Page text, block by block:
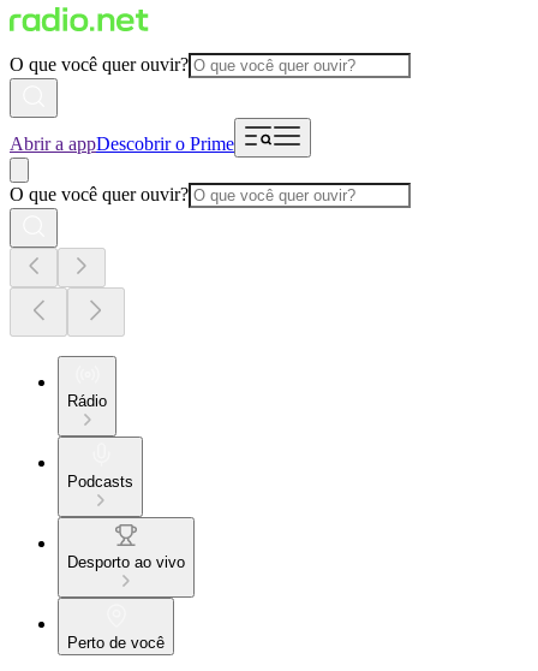
O que você quer ouvir?
Abrir a appDescobrir o Prime
O que você quer ouvir?
Rádio
Podcasts
Desporto ao vivo
Perto de você